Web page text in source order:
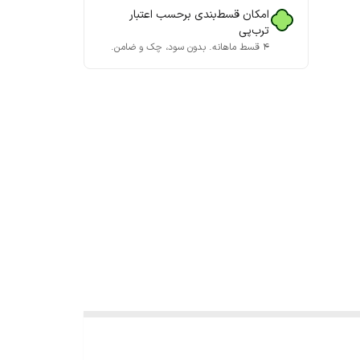
امکان قسط‌بندی برحسب اعتبار
ترب‌پی
۴ قسط ماهانه. بدون سود، چک و ضامن.